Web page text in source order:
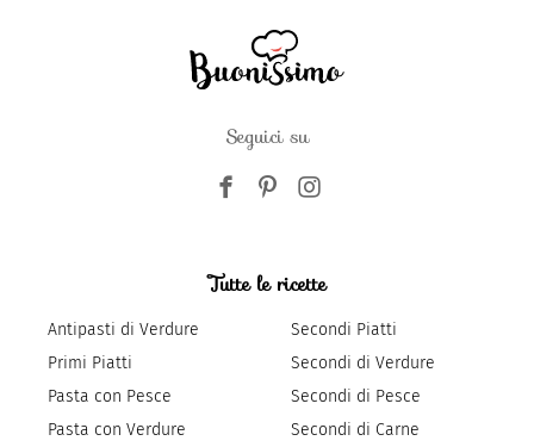
Seguici su
Tutte le ricette
Antipasti di Verdure
Primi Piatti
Pasta con Pesce
Pasta con Verdure
Secondi Piatti
Secondi di Verdure
Secondi di Pesce
Secondi di Carne